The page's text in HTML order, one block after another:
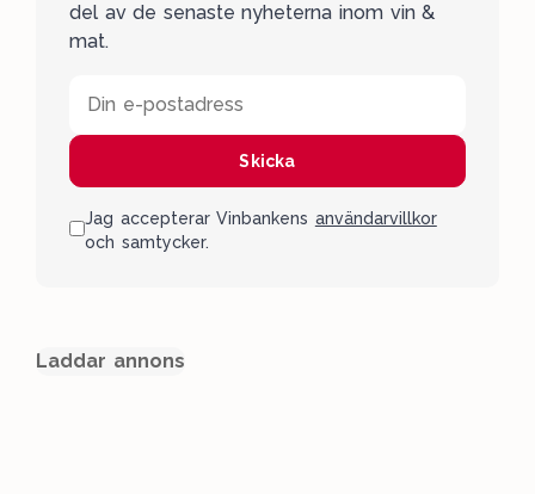
del av de senaste nyheterna inom vin &
mat.
Din e-postadress
Skicka
Jag accepterar Vinbankens användarvillkor
och samtycker.
Laddar annons